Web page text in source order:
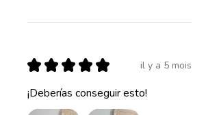
★ ★ ★ ★ ★ il y a 5 mois
¡Deberías conseguir esto!